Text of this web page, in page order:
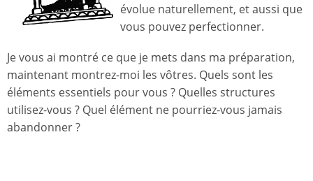
évolue naturellement, et aussi que
vous pouvez perfectionner.
Je vous ai montré ce que je mets dans ma préparation,
maintenant montrez-moi les vôtres. Quels sont les
éléments essentiels pour vous ? Quelles structures
utilisez-vous ? Quel élément ne pourriez-vous jamais
abandonner ?